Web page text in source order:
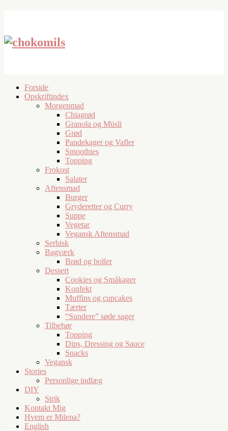
Forside
Opskriftindex
Morgenmad
Chiagrød
Granola og Müsli
Grød
Pandekager og Vafler
Smoothies
Topping
Frokost
Salater
Aftensmad
Burger
Gryderetter og Curry
Suppe
Vegetar
Vegansk Aftensmad
Serbisk
Bagværk
Brød og boller
Dessert
Cookies og Småkager
Konfekt
Muffins og cupcakes
Tærter
“Sundere” søde sager
Tilbehør
Topping
Dips, Dressing og Sauce
Snacks
Vegansk
Stories
Personlige indlæg
DIY
Strik
Kontakt Mig
Hvem er Milena?
English